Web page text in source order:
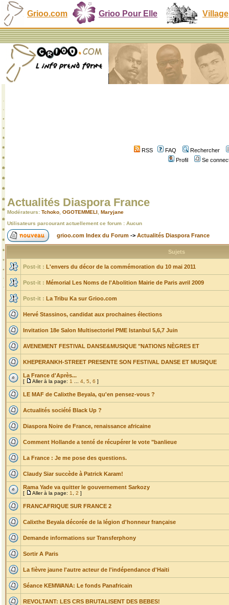
Grioo.com Grioo Pour Elle Village
RSS FAQ
Rechercher
Profil
Se
Actualités Diaspora France
Modérateurs: Tchoko OGOTEMMELI Maryjane
Utilisateurs parcourant actuellement ce forum : Aucun
grioo.com Index du Forum -> Actualités Diaspora France
Sujets
Post-it : L'envers du décor de la commémoration du 10 mai 2011
Post-it : Mémorial Les Noms de l'Abolition Mairie de Paris avril 2009
Post-it : La Tribu Ka sur Grioo.com
Hervé Stassinos, candidat aux prochaines élections
Invitation 18e Salon Multisectoriel PME Istanbul 5,6,7 Juin
AVENEMENT FESTIVAL DANSE&MUSIQUE "NATIONS NÈGRES ET
KHEPERANKH-STREET PRESENTE SON FESTIVAL DANSE ET MUSIQUE
La France d'Après...
[ Aller à la page: 1 4 5 6 ]
LE MAF de Calixthe Beyala, qu'en pensez-vous ?
Actualités société Black Up ?
Diaspora Noire de France, renaissance africaine
Comment Hollande a tenté de récupérer le vote "banlieue
La France : Je me pose des questions.
Claudy Siar succède à Patrick Karam!
Rama Yade va quitter le gouvernement Sarkozy
[ Aller à la page: 1 2 ]
FRANCAFRIQUE SUR FRANCE 2
Calixthe Beyala décorée de la légion d'honneur française
Demande informations sur Transferphony
Sortir A Paris
La fièvre jaune l'autre acteur de l'indépendance d'Haïti
Séance KEMWANA: Le fonds Panafricain
REVOLTANT: LES CRS BRUTALISENT DES BEBES!